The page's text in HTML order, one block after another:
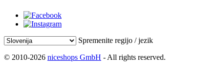
Spremenite regijo / jezik
© 2010-2026 niceshops GmbH - All rights reserved.